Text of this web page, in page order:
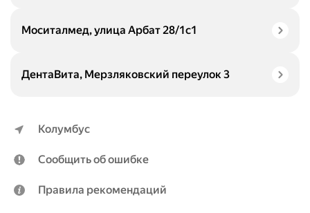
Моситалмед, улица Арбат 28/1с1
ДентаВита, Мерзляковский переулок 3
Колумбус
Сообщить об ошибке
Правила рекомендаций